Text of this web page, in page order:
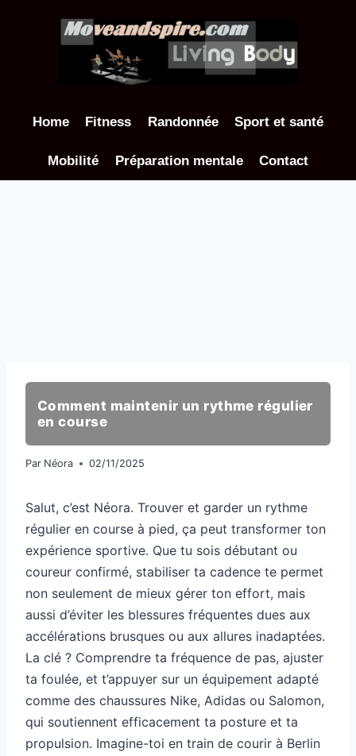
Home Fitness Randonnée Sport et santé
Mobilité Préparation mentale Contact
Comment maintenir un rythme régulier
en course
Par Néora 02/11/2025
Salut, c’est Néora. Trouver et garder un rythme
régulier en course à pied, ça peut transformer ton
expérience sportive. Que tu sois débutant ou
coureur confirmé, stabiliser ta cadence te permet
non seulement de mieux gérer ton effort, mais
aussi d’éviter les blessures fréquentes dues aux
accélérations brusques ou aux allures inadaptées.
La clé ? Comprendre ta fréquence de pas, ajuster
ta foulée, et t’appuyer sur un équipement adapté
comme des chaussures Nike, Adidas ou Salomon,
qui soutiennent efficacement ta posture et ta
propulsion. Imagine-toi en train de courir à Berlin